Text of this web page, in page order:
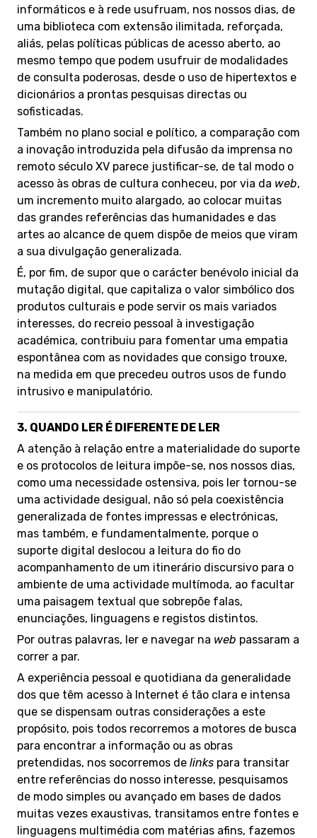
informáticos e à rede usufruam, nos nossos dias, de
uma biblioteca com extensão ilimitada, reforçada,
aliás, pelas políticas públicas de acesso aberto, ao
mesmo tempo que podem usufruir de modalidades
de consulta poderosas, desde o uso de hipertextos e
dicionários a prontas pesquisas directas ou
sofisticadas.
Também no plano social e político, a comparação com
a inovação introduzida pela difusão da imprensa no
remoto século XV parece justificar-se, de tal modo o
acesso às obras de cultura conheceu, por via da web,
um incremento muito alargado, ao colocar muitas
das grandes referências das humanidades e das
artes ao alcance de quem dispõe de meios que viram
a sua divulgação generalizada.
É, por fim, de supor que o carácter benévolo inicial da
mutação digital, que capitaliza o valor simbólico dos
produtos culturais e pode servir os mais variados
interesses, do recreio pessoal à investigação
académica, contribuiu para fomentar uma empatia
espontânea com as novidades que consigo trouxe,
na medida em que precedeu outros usos de fundo
intrusivo e manipulatório.
3. QUANDO LER É DIFERENTE DE LER
A atenção à relação entre a materialidade do suporte
e os protocolos de leitura impõe-se, nos nossos dias,
como uma necessidade ostensiva, pois ler tornou-se
uma actividade desigual, não só pela coexistência
generalizada de fontes impressas e electrónicas,
mas também, e fundamentalmente, porque o
suporte digital deslocou a leitura do fio do
acompanhamento de um itinerário discursivo para o
ambiente de uma actividade multímoda, ao facultar
uma paisagem textual que sobrepõe falas,
enunciações, linguagens e registos distintos.
Por outras palavras, ler e navegar na web passaram a
correr a par.
A experiência pessoal e quotidiana da generalidade
dos que têm acesso à Internet é tão clara e intensa
que se dispensam outras considerações a este
propósito, pois todos recorremos a motores de busca
para encontrar a informação ou as obras
pretendidas, nos socorremos de links para transitar
entre referências do nosso interesse, pesquisamos
de modo simples ou avançado em bases de dados
muitas vezes exaustivas, transitamos entre fontes e
linguagens multimédia com matérias afins, fazemos